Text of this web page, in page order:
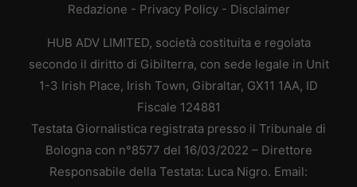
Redazione - Privacy Policy- Disclaimer
HUB ADV LIMITED, società costituita e regolata
secondo il diritto di Gibilterra, con sede legale in Unit
1-3 Irish Place, Irish Town, Gibraltar, GX11 1AA, ID
Fiscale 124881
Testata Giornalistica registrata presso il Tribunale di
Bologna con n°8577 del 16/03/2022 – Direttore
Responsabile della Testata: Luca Nigro. Email: